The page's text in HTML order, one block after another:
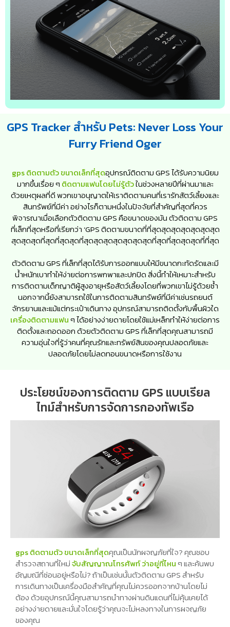
GPS Tracker สำหรับ Pets: Never Loss Your
Furry Friend Oger
gps ติดตามตัว ขนาดเล็กที่สุดอุปกรณ์ติดตาม GPS ได้รับความนิยม
มากขึ้นเรื่อย ๆ ติดตามแฟนโดยไม่รู้ตัวในช่วงหลายปีที่ผ่านมาและ
ด้วยเหตุผลที่ดี พวกเขาอนุญาตให้เราติดตามคนที่เรารักสัตว์เลี้ยงและ
สินทรัพย์ที่มีค่า อย่างไรก็ตามหนึ่งในปัจจัยที่สำคัญที่สุดที่ควร
พิจารณาเมื่อเลือกตัวติดตาม GPS คือขนาดของมัน ตัวติดตาม GPS
ที่เล็กที่สุดหรือที่เรียกว่า ‘GPS ติดตามขนาดที่ที่สุดสุดสุดสุดสุดสุดสุด
สุดสุดสุดที่สุดที่สุดสุดที่สุดสุดสุดสุดสุดสุดสุดที่สุดที่สุดสุดสุดที่ที่สุด
ตัวติดตาม GPS ที่เล็กที่สุดได้รับการออกแบบให้มีขนาดกะทัดรัดและมี
น้ำหนักเบาทำให้ง่ายต่อการพกพาและปกปิด สิ่งนี้ทำให้เหมาะสำหรับ
การติดตามเด็กญาติผู้สูงอายุหรือสัตว์เลี้ยงโดยที่พวกเขาไม่รู้ด้วยซ้ำ
นอกจากนี้ยังสามารถใช้ในการติดตามสินทรัพย์ที่มีค่าเช่นรถยนต์
จักรยานและแม้แต่กระเป๋าเดินทาง อุปกรณ์สามารถติดตั้งกับพื้นผิวใด
เครื่องติดตามแฟนๆ ได้อย่างง่ายดายโดยใช้แม่เหล็กทำให้ง่ายต่อการ
ติดตั้งและถอดออก ด้วยตัวติดตาม GPS ที่เล็กที่สุดคุณสามารถมี
ความอุ่นใจที่รู้ว่าคนที่คุณรักและทรัพย์สินของคุณปลอดภัยและ
ปลอดภัยโดยไม่ลดทอนขนาดหรือการใช้งาน
ประโยชน์ของการติดตาม GPS แบบเรียล
ไทม์สำหรับการจัดการกองทัพเรือ
gps ติดตามตัว ขนาดเล็กที่สุดคุณเป็นนักผจญภัยที่ใจ? คุณชอบ
สำรวจสถานที่ใหม่จับสัญญาณโทรศัพท์ ว่าอยู่ที่ไหนๆ และค้นพบ
อัญมณีที่ซ่อนอยู่หรือไม่? ถ้าเป็นเช่นนั้นตัวติดตาม GPS สำหรับ
การเดินทางเป็นเครื่องมือสำคัญที่คุณไม่ควรออกจากบ้านโดยไม่
ต้อง ด้วยอุปกรณ์นี้คุณสามารถนำทางผ่านดินแดนที่ไม่คุ้นเคยได้
อย่างง่ายดายและมั่นใจโดยรู้ว่าคุณจะไม่หลงทางในการผจญภัย
ของคุณ